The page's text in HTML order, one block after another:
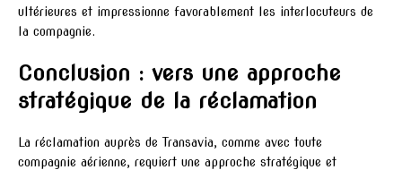
ultérieures et impressionne favorablement les interlocuteurs de
la compagnie.
Conclusion : vers une approche
stratégique de la réclamation
La réclamation auprès de Transavia, comme avec toute
compagnie aérienne, requiert une approche stratégique et